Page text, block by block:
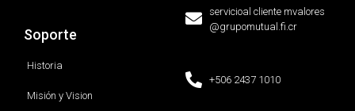
Soporte
Historia
Misión y Vision
servicioal cliente mvalores
@grupomutual.fi.cr
+506 2437 1010